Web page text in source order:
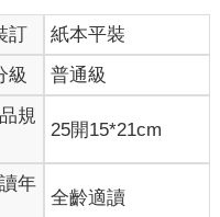
，它的藍帶著絲絲微光，
淺海，就變成了如同夢境
美豔女子戴著面紗不讓你
似噬人深淵，令人又懼又
換氣，卻一眼望見一塊巨
，在海水波紋的晃動下，
。
訂
紙本平裝
級 普通級
規
25開15*21cm
年
全齡適讀